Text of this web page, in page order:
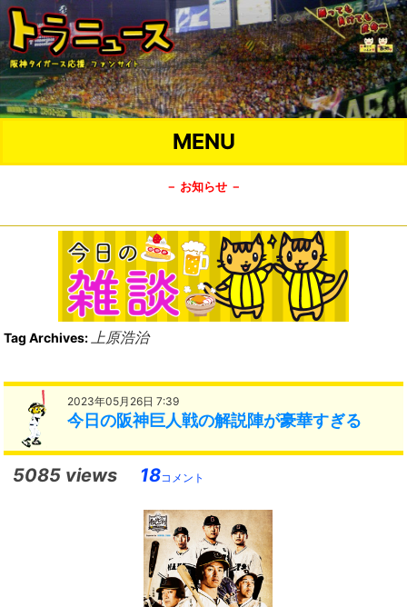
MENU
－ お知らせ －
Tag Archives: 上原浩治
2023年05月26日 7:39
今日の阪神巨人戦の解説陣が豪華すぎる
5085 views 18コメント